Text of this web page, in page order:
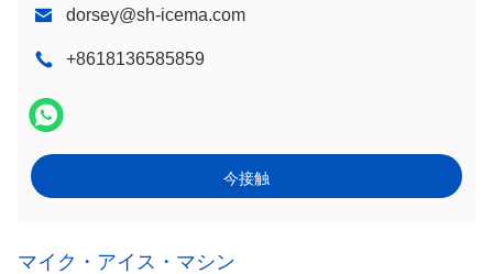
dorsey@sh-icema.com
+8618136585859
今接触
マイク・アイス・マシン